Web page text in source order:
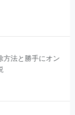
方法と勝手にオン